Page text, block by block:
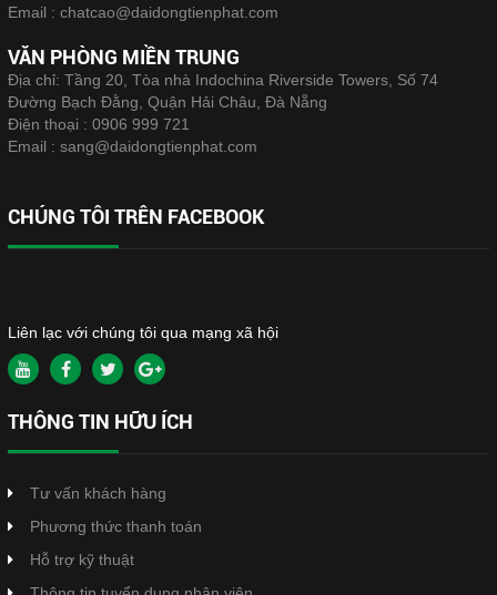
Email : chatcao@daidongtienphat.com
VĂN PHÒNG MIỀN TRUNG
Địa chỉ: Tầng 20, Tòa nhà Indochina Riverside Towers, Số 74
Đường Bạch Đằng, Quận Hải Châu, Đà Nẵng
Điện thoại : 0906 999 721
Email : sang@daidongtienphat.com
CHÚNG TÔI TRÊN FACEBOOK
Liên lạc với chúng tôi qua mạng xã hội
THÔNG TIN HỮU ÍCH
Tư vấn khách hàng
Phương thức thanh toán
Hỗ trợ kỹ thuật